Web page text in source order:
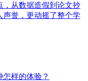
，从数据造假到论文抄
声誉，更动摇了整个学
样的体验？